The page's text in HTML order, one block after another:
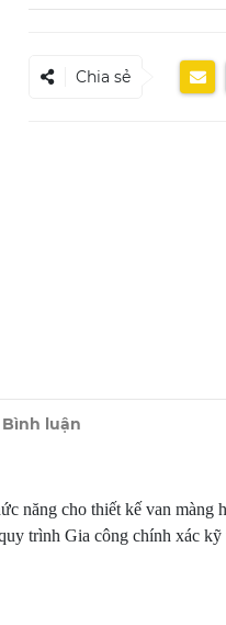
Chia sẻ
Bình luận
năng cho thiết kế van màng
trình Gia công chính xác kỹ